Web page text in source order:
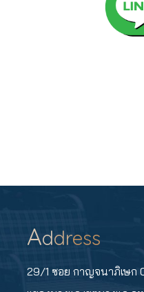
Address
29/1 ซอย กาญจนาภิเษก